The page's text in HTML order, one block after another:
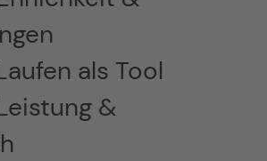
als Tool
&